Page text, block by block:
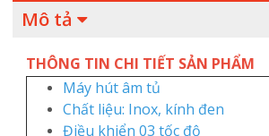
Mô tả
THÔNG TIN CHI TIẾT SẢN PHẨM
Máy hút âm tủ
Chất liệu: Inox, kính đen
Điều khiển 03 tốc độ